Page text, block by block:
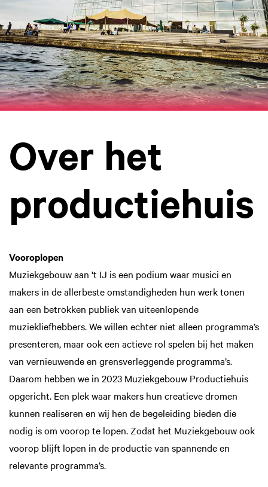
Over het
productiehuis
Vooroplopen
Muziekgebouw aan 't IJ is een podium waar musici en
makers in de allerbeste omstandigheden hun werk tonen
aan een betrokken publiek van uiteenlopende
muziekliefhebbers. We willen echter niet alleen programma’s
presenteren, maar ook een actieve rol spelen bij het maken
van vernieuwende en grensverleggende programma’s.
Daarom hebben we in 2023 Muziekgebouw Productiehuis
opgericht. Een plek waar makers hun creatieve dromen
kunnen realiseren en wij hen de begeleiding bieden die
nodig is om voorop te lopen. Zodat het Muziekgebouw ook
voorop blijft lopen in de productie van spannende en
relevante programma’s.